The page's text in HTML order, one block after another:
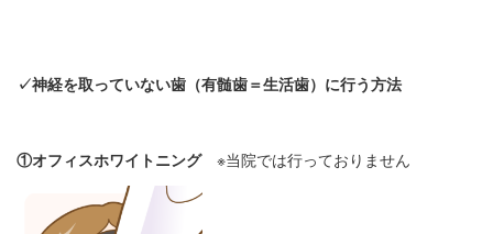
✓神経を取っていない歯（有髄歯＝生活歯）に行う方法
①オフィスホワイトニング※当院では行っておりません